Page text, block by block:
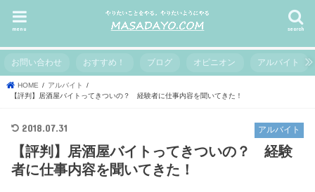
search
menu
お問い合わせ おすすめ！ ブログ オピニオン アルバイト
HOME
アルバイト
【評判】居酒屋バイトってきついの？ 経験者に仕事内容を聞いてきた！
アルバイト
2018.07.31
【評判】居酒屋バイトってきついの？ 経験
者に仕事内容を聞いてきた！